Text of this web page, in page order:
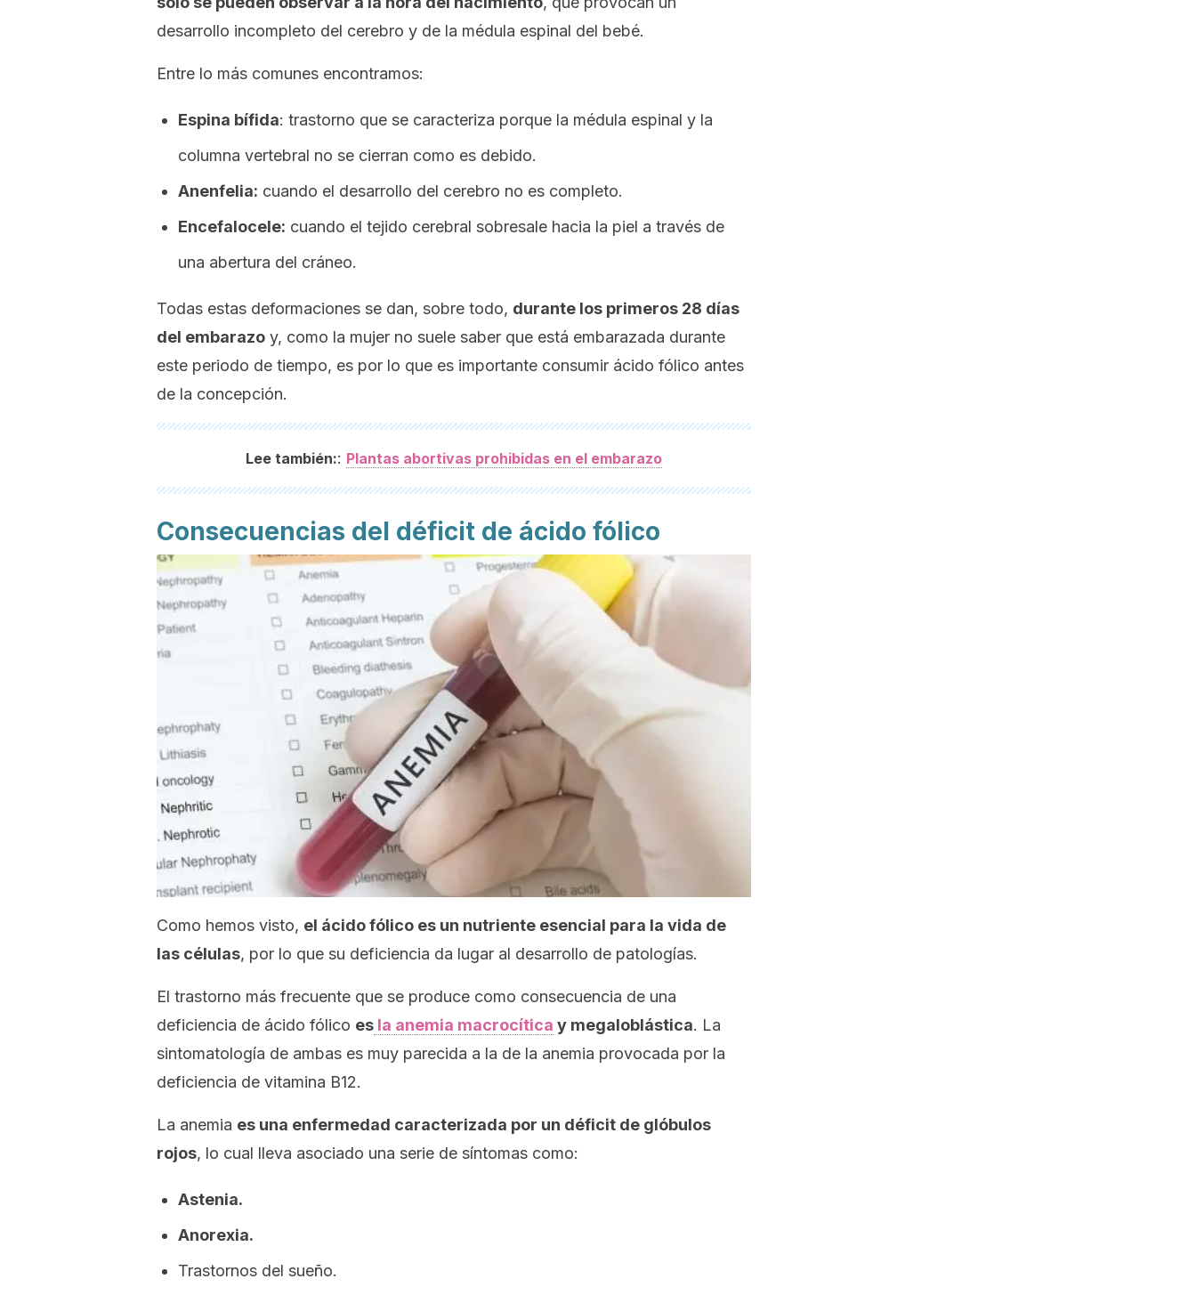
desarrollo incompleto del cerebro y de la médula espinal del bebé.
Entre lo más comunes encontramos:
Espina bífida: trastorno que se caracteriza porque la médula espinal y la
columna vertebral no se cierran como es debido.
Anenfelia: cuando el desarrollo del cerebro no es completo.
Encefalocele: cuando el tejido cerebral sobresale hacia la piel a través de
una abertura del cráneo.
Todas estas deformaciones se dan, sobre todo, durante los primeros 28 días
del embarazo y, como la mujer no suele saber que está embarazada durante
este periodo de tiempo, es por lo que es importante consumir ácido fólico antes
de la concepción.
Lee también:: Plantas abortivas prohibidas en el embarazo
Consecuencias del déficit de ácido fólico
Como hemos visto, el ácido fólico es un nutriente esencial para la vida de
las células, por lo que su deficiencia da lugar al desarrollo de patologías.
El trastorno más frecuente que se produce como consecuencia de una
deficiencia de ácido fólico es la anemia macrocítica y megaloblástica. La
sintomatología de ambas es muy parecida a la de la anemia provocada por la
deficiencia de vitamina B12.
La anemia es una enfermedad caracterizada por un déficit de glóbulos
rojos, lo cual lleva asociado una serie de síntomas como:
Astenia.
Anorexia.
Trastornos del sueño.